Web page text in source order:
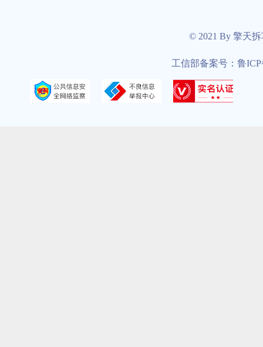
© 2021 By 擎天
工信部备案号：鲁